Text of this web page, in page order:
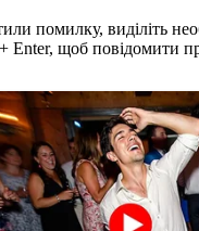
помилку, виділіть
Enter, щоб повідомити